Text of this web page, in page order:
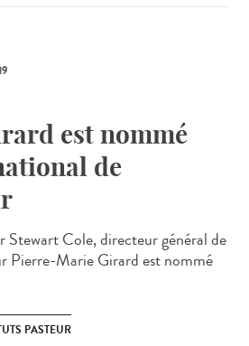
est nommé
de
Stewart Cole, directeur général de
Pierre-Marie Girard est nommé
PASTEUR